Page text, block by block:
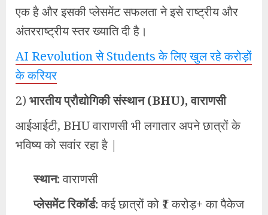
एक है और इसकी प्लेसमेंट सफलता ने इसे राष्ट्रीय और
अंतरराष्ट्रीय स्तर ख्याति दी है।
AI Revolution से Students के लिए खुल रहे करोड़ों
के करियर
2) भारतीय प्रौद्योगिकी संस्थान (BHU), वाराणसी
आईआईटी, BHU वाराणसी भी लगातार अपने छात्रों के
भविष्य को सवांर रहा है |
स्थान:वाराणसी
प्लेसमेंट रिकॉर्ड:कई छात्रों को ₹1 करोड़+ का पैकेज